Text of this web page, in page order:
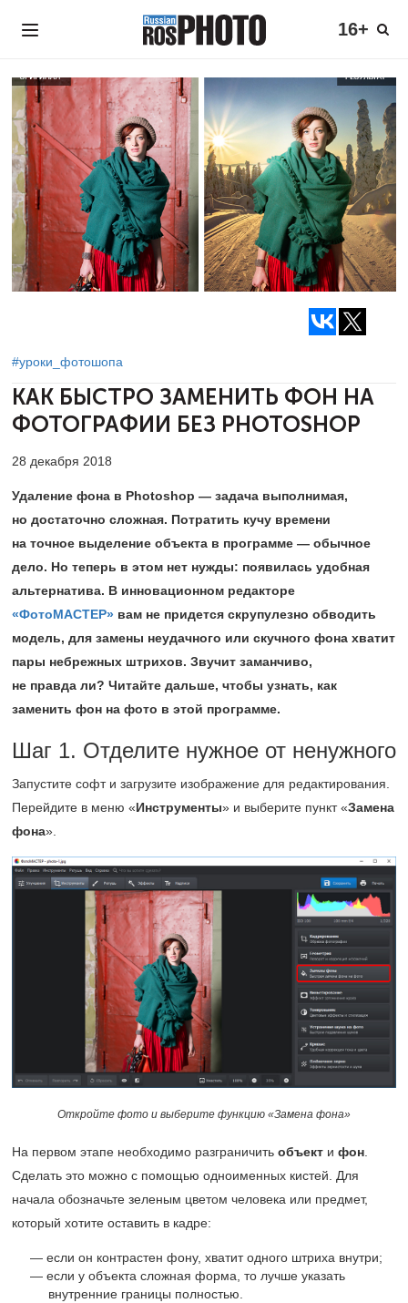
16+
#уроки_фотошопа
КАК БЫСТРО ЗАМЕНИТЬ ФОН НА
ФОТОГРАФИИ БЕЗ PHOTOSHOP
28 декабря 2018
Удаление фона в Photoshop — задача выполнимая,
но достаточно сложная. Потратить кучу времени
на точное выделение объекта в программе — обычное
дело. Но теперь в этом нет нужды: появилась удобная
альтернатива. В инновационном редакторе
«ФотоМАСТЕР» ​вам не придется скрупулезно обводить
модель, для замены неудачного или скучного фона хватит
пары небрежных штрихов. Звучит заманчиво,
не правда ли? Читайте дальше, чтобы узнать, как
заменить фон на фото в этой программе.
Шаг 1. Отделите нужное от ненужного
Запустите софт и загрузите изображение для редактирования.
Перейдите в меню «Инструменты» и выберите пункт «Замена
фона».
Откройте фото и выберите функцию «Замена фона»
На первом этапе необходимо разграничить объект и фон.
Сделать это можно с помощью одноименных кистей. Для
начала обозначьте зеленым цветом человека или предмет,
который хотите оставить в кадре:
если он контрастен фону, хватит одного штриха внутри;
если у объекта сложная форма, то лучше указать
внутренние границы полностью.